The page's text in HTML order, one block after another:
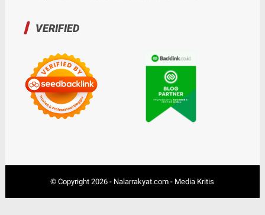
VERIFIED
© Copyright2026 - Nalarrakyat.com - Media Kritis